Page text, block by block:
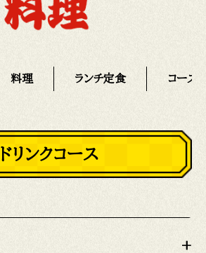
料理 ランチ定食 コース
ドリンクコース
+